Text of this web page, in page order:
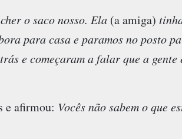
o saco nosso. Ela(a amiga)
para casa e paramos no posto
e começaram a falar que a
e afirmou: Vocês não sabem o que